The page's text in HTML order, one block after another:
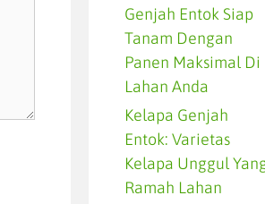
Genjah Entok Siap
Tanam Dengan
Panen Maksimal Di
Lahan Anda
Kelapa Genjah
Entok: Varietas
Kelapa Unggul
Ramah Lahan